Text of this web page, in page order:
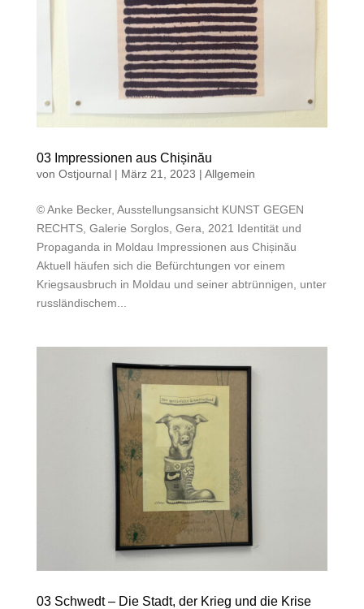
03 Impressionen aus Chișinău
von Ostjournal| März 21, 2023 | Allgemein
© Anke Becker, Ausstellungsansicht KUNST GEGEN
RECHTS, Galerie Sorglos, Gera, 2021 Identität und
Propaganda in Moldau Impressionen aus Chișinău
Aktuell häufen sich die Befürchtungen vor einem
Kriegsausbruch in Moldau und seiner abtrünnigen, unter
russländischem...
03 Schwedt – Die Stadt, der Krieg und die Krise